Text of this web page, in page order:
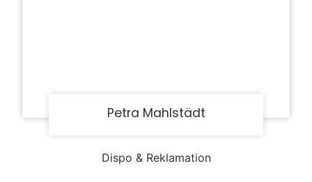
Petra Mahlstädt
Dispo & Reklamation